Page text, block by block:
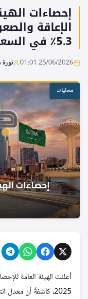
إحصاءات
الإعاقة
5.3٪ في السعودية
25/06/2026 01:01
محليات
أعلنت الهيئة العامة
2025، كاشفةً أن